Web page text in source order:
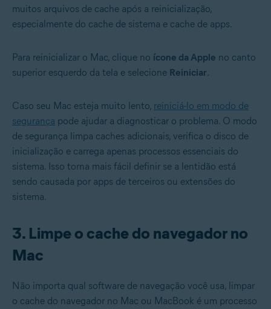
muitos arquivos de cache após a reinicialização,
especialmente do cache de sistema e cache de apps.
Para reinicializar o Mac, clique no ícone da Apple no canto
superior esquerdo da tela e selecione Reiniciar.
Caso seu Mac esteja muito lento, reiniciá-lo em modo de
segurança pode ajudar a diagnosticar o problema. O modo
de segurança limpa caches adicionais, verifica o disco de
inicialização e carrega apenas processos essenciais do
sistema. Isso torna mais fácil definir se a lentidão está
sendo causada por apps de terceiros ou extensões do
sistema.
3. Limpe o cache do navegador no
Mac
Não importa qual software de navegação você usa, limpar
o cache do navegador no Mac ou MacBook é um processo